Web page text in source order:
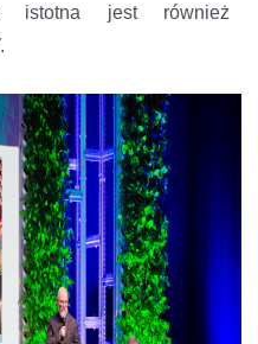
istotna jest również